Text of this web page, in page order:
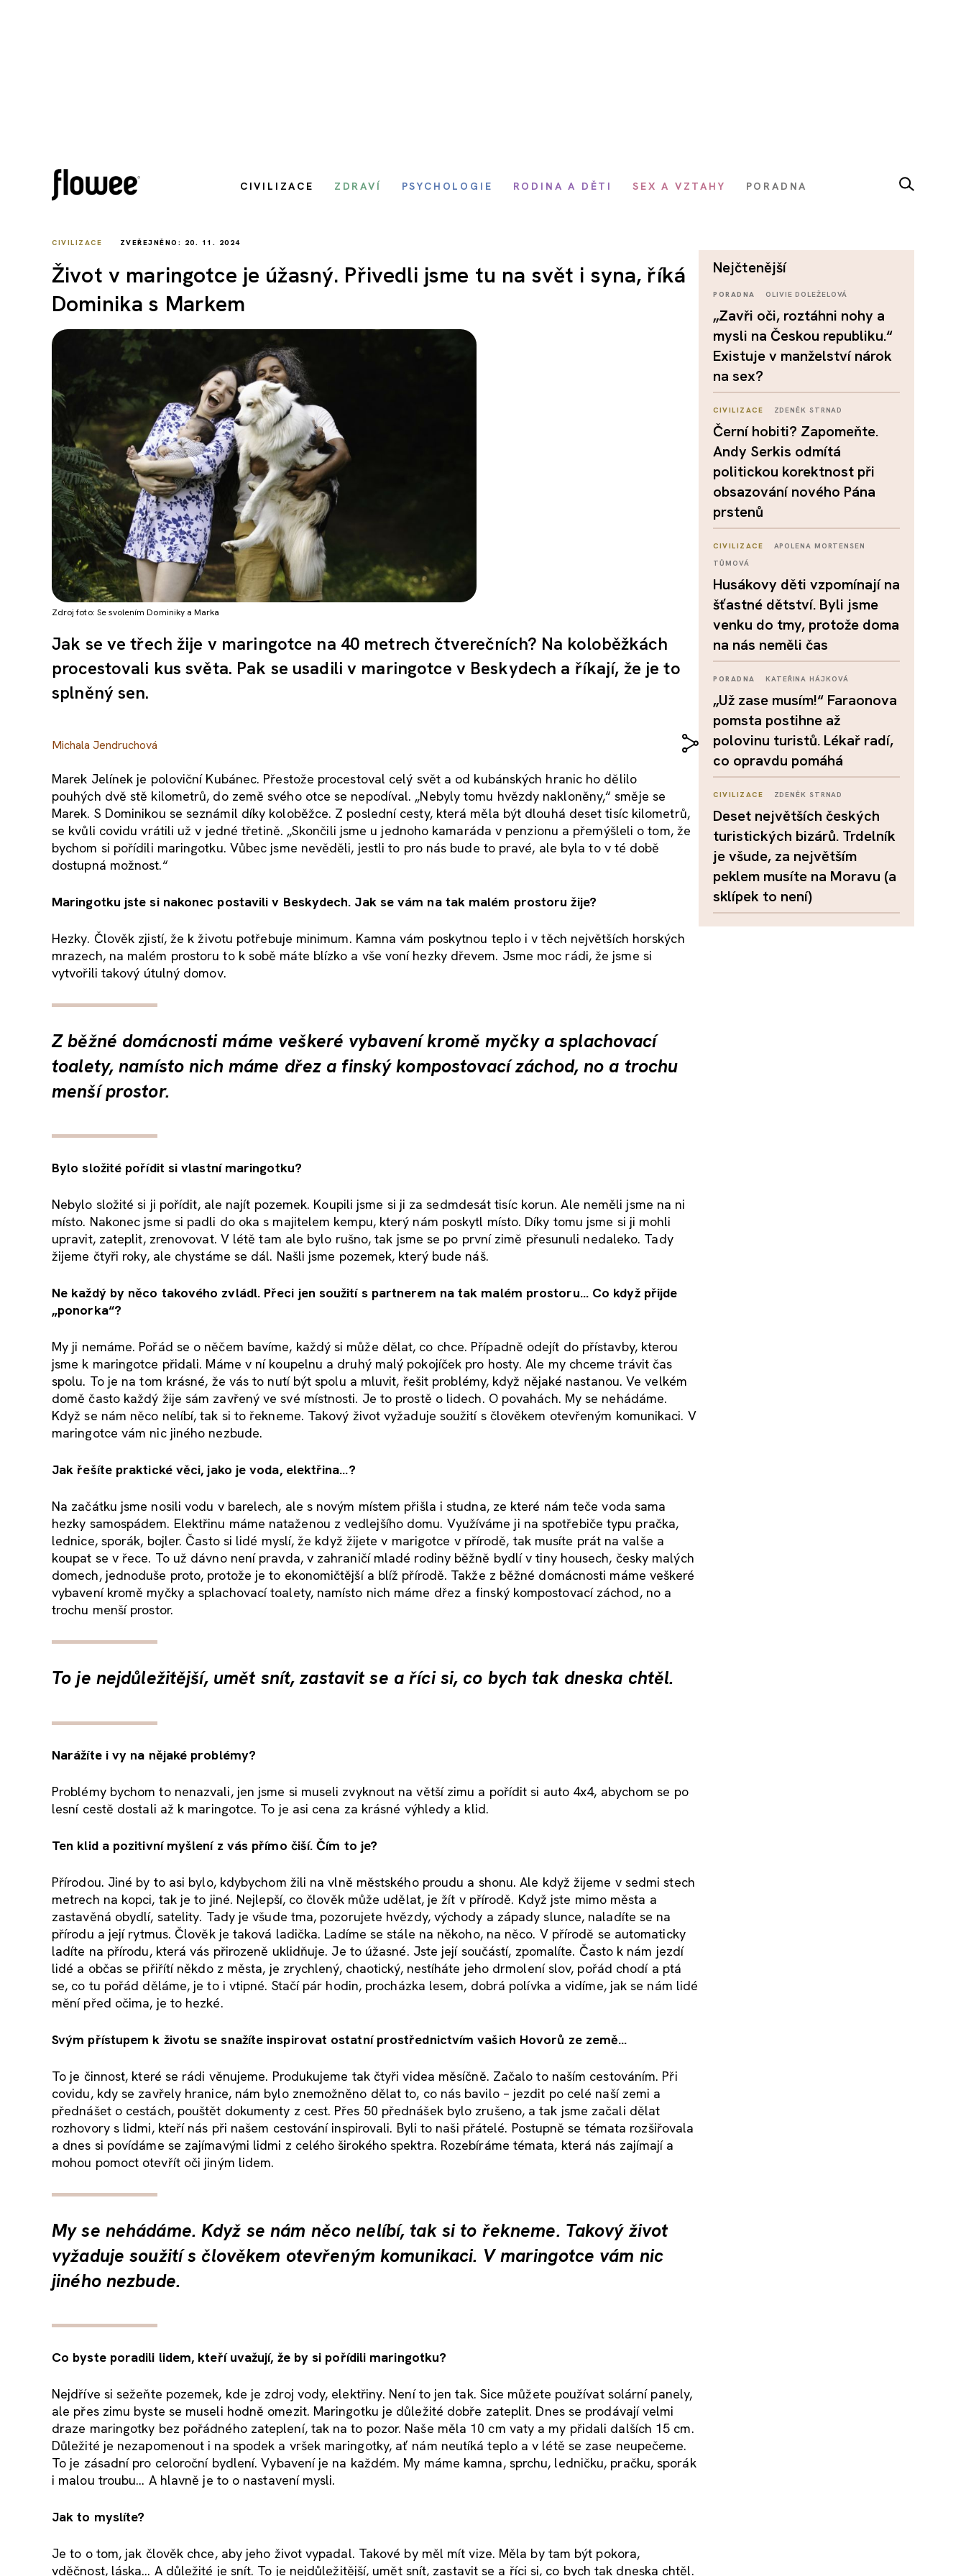
CIVILIZACE ZDRAVÍ PSYCHOLOGIE RODINA A DĚTI SEX A VZTAHY PORADNA
CIVILIZACE ZVEŘEJNĚNO: 20. 11. 2024
Život v maringotce je úžasný. Přivedli jsme tu na svět i syna, říká
Dominika s Markem
Zdroj foto: Se svolením Dominiky a Marka
Jak se ve třech žije v maringotce na 40 metrech čtverečních? Na koloběžkách
procestovali kus světa. Pak se usadili v maringotce v Beskydech a říkají, že je to
splněný sen.
Michala Jendruchová
Marek Jelínek je poloviční Kubánec. Přestože procestoval celý svět a od kubánských hranic ho dělilo
pouhých dvě stě kilometrů, do země svého otce se nepodíval. „Nebyly tomu hvězdy nakloněny,“ směje se
Marek. S Dominikou se seznámil díky koloběžce. Z poslední cesty, která měla být dlouhá deset tisíc kilometrů,
se kvůli covidu vrátili už v jedné třetině. „Skončili jsme u jednoho kamaráda v penzionu a přemýšleli o tom, že
bychom si pořídili maringotku. Vůbec jsme nevěděli, jestli to pro nás bude to pravé, ale byla to v té době
dostupná možnost.“
Maringotku jste si nakonec postavili v Beskydech. Jak se vám na tak malém prostoru žije?
Hezky. Člověk zjistí, že k životu potřebuje minimum. Kamna vám poskytnou teplo i v těch největších horských
mrazech, na malém prostoru to k sobě máte blízko a vše voní hezky dřevem. Jsme moc rádi, že jsme si
vytvořili takový útulný domov.
Z běžné domácnosti máme veškeré vybavení kromě myčky a splachovací
toalety, namísto nich máme dřez a finský kompostovací záchod, no a trochu
menší prostor.
Bylo složité pořídit si vlastní maringotku?
Nebylo složité si ji pořídit, ale najít pozemek. Koupili jsme si ji za sedmdesát tisíc korun. Ale neměli jsme na ni
místo. Nakonec jsme si padli do oka s majitelem kempu, který nám poskytl místo. Díky tomu jsme si ji mohli
upravit, zateplit, zrenovovat. V létě tam ale bylo rušno, tak jsme se po první zimě přesunuli nedaleko. Tady
žijeme čtyři roky, ale chystáme se dál. Našli jsme pozemek, který bude náš.
Ne každý by něco takového zvládl. Přeci jen soužití s partnerem na tak malém prostoru... Co když přijde
„ponorka“?
My ji nemáme. Pořád se o něčem bavíme, každý si může dělat, co chce. Případně odejít do přístavby, kterou
jsme k maringotce přidali. Máme v ní koupelnu a druhý malý pokojíček pro hosty. Ale my chceme trávit čas
spolu. To je na tom krásné, že vás to nutí být spolu a mluvit, řešit problémy, když nějaké nastanou. Ve velkém
domě často každý žije sám zavřený ve své místnosti. Je to prostě o lidech. O povahách. My se nehádáme.
Když se nám něco nelíbí, tak si to řekneme. Takový život vyžaduje soužití s člověkem otevřeným komunikaci. V
maringotce vám nic jiného nezbude.
Jak řešíte praktické věci, jako je voda, elektřina…?
Na začátku jsme nosili vodu v barelech, ale s novým místem přišla i studna, ze které nám teče voda sama
hezky samospádem. Elektřinu máme nataženou z vedlejšího domu. Využíváme ji na spotřebiče typu pračka,
lednice, sporák, bojler. Často si lidé myslí, že když žijete v marigotce v přírodě, tak musíte prát na valše a
koupat se v řece. To už dávno není pravda, v zahraničí mladé rodiny běžně bydlí v tiny housech, česky malých
domech, jednoduše proto, protože je to ekonomičtější a blíž přírodě. Takže z běžné domácnosti máme veškeré
vybavení kromě myčky a splachovací toalety, namísto nich máme dřez a finský kompostovací záchod, no a
trochu menší prostor.
To je nejdůležitější, umět snít, zastavit se a říci si, co bych tak dneska chtěl.
Narážíte i vy na nějaké problémy?
Problémy bychom to nenazvali, jen jsme si museli zvyknout na větší zimu a pořídit si auto 4x4, abychom se po
lesní cestě dostali až k maringotce. To je asi cena za krásné výhledy a klid.
Ten klid a pozitivní myšlení z vás přímo čiší. Čím to je?
Přírodou. Jiné by to asi bylo, kdybychom žili na vlně městského proudu a shonu. Ale když žijeme v sedmi stech
metrech na kopci, tak je to jiné. Nejlepší, co člověk může udělat, je žít v přírodě. Když jste mimo města a
zastavěná obydlí, satelity. Tady je všude tma, pozorujete hvězdy, východy a západy slunce, naladíte se na
přírodu a její rytmus. Člověk je taková ladička. Ladíme se stále na někoho, na něco. V přírodě se automaticky
ladíte na přírodu, která vás přirozeně uklidňuje. Je to úžasné. Jste její součástí, zpomalíte. Často k nám jezdí
lidé a občas se přiřítí někdo z města, je zrychlený, chaotický, nestíháte jeho drmolení slov, pořád chodí a ptá
se, co tu pořád děláme, je to i vtipné. Stačí pár hodin, procházka lesem, dobrá polívka a vidíme, jak se nám lidé
mění před očima, je to hezké.
Svým přístupem k životu se snažíte inspirovat ostatní prostřednictvím vašich Hovorů ze země...
To je činnost, které se rádi věnujeme. Produkujeme tak čtyři videa měsíčně. Začalo to naším cestováním. Při
covidu, kdy se zavřely hranice, nám bylo znemožněno dělat to, co nás bavilo – jezdit po celé naší zemi a
přednášet o cestách, pouštět dokumenty z cest. Přes 50 přednášek bylo zrušeno, a tak jsme začali dělat
rozhovory s lidmi, kteří nás při našem cestování inspirovali. Byli to naši přátelé. Postupně se témata rozšiřovala
a dnes si povídáme se zajímavými lidmi z celého širokého spektra. Rozebíráme témata, která nás zajímají a
mohou pomoct otevřít oči jiným lidem.
My se nehádáme. Když se nám něco nelíbí, tak si to řekneme. Takový život
vyžaduje soužití s člověkem otevřeným komunikaci. V maringotce vám nic
jiného nezbude.
Co byste poradili lidem, kteří uvažují, že by si pořídili maringotku?
Nejdříve si sežeňte pozemek, kde je zdroj vody, elektřiny. Není to jen tak. Sice můžete používat solární panely,
ale přes zimu byste se museli hodně omezit. Maringotku je důležité dobře zateplit. Dnes se prodávají velmi
draze maringotky bez pořádného zateplení, tak na to pozor. Naše měla 10 cm vaty a my přidali dalších 15 cm.
Důležité je nezapomenout i na spodek a vršek maringotky, ať nám neutíká teplo a v létě se zase neupečeme.
To je zásadní pro celoroční bydlení. Vybavení je na každém. My máme kamna, sprchu, ledničku, pračku, sporák
i malou troubu... A hlavně je to o nastavení mysli.
Jak to myslíte?
Je to o tom, jak člověk chce, aby jeho život vypadal. Takové by měl mít vize. Měla by tam být pokora,
vděčnost, láska… A důležité je snít. To je nejdůležitější, umět snít, zastavit se a říci si, co bych tak dneska chtěl.
nejčtenější
PORADNA OLIVIE DOLEŽELOVÁ
„Zavři oči, roztáhni nohy a
mysli na Českou republiku.“
Existuje v manželství nárok
na sex?
CIVILIZACE ZDENĚK STRNAD
Černí hobiti? Zapomeňte.
Andy Serkis odmítá
politickou korektnost při
obsazování nového Pána
prstenů
CIVILIZACE
APOLENA MORTENSEN
TŮMOVÁ
Husákovy děti vzpomínají na
šťastné dětství. Byli jsme
venku do tmy, protože doma
na nás neměli čas
PORADNA KATEŘINA HÁJKOVÁ
„Už zase musím!“ Faraonova
pomsta postihne až
polovinu turistů. Lékař radí,
co opravdu pomáhá
CIVILIZACE ZDENĚK STRNAD
Deset největších českých
turistických bizárů. Trdelník
je všude, za největším
peklem musíte na Moravu (a
sklípek to není)